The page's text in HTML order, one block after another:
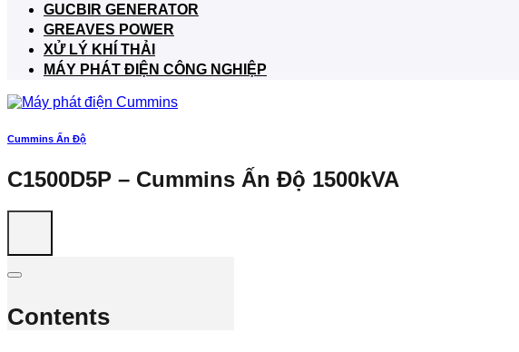
GUCBIR GENERATOR
GREAVES POWER
XỬ LÝ KHÍ THẢI
MÁY PHÁT ĐIỆN CÔNG NGHIỆP
Cummins Ấn Độ
C1500D5P – Cummins Ấn Độ 1500kVA
Contents